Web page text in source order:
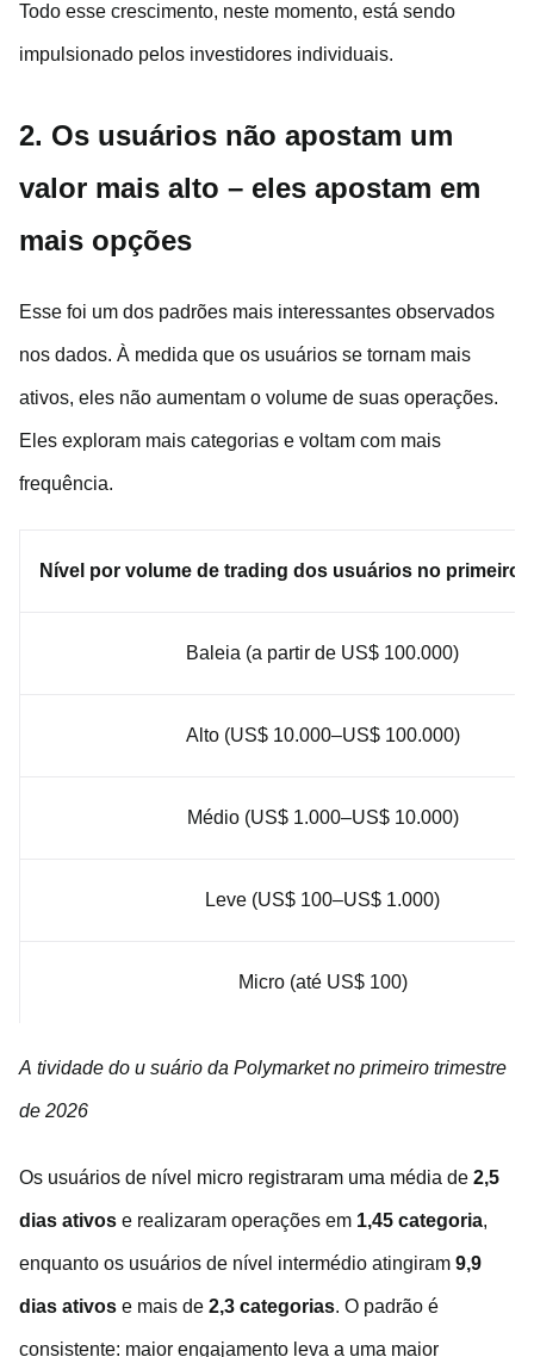
Todo esse crescimento, neste momento, está sendo
impulsionado pelos investidores individuais.
2. Os usuários não apostam um
valor mais alto – eles apostam em
mais opções
Esse foi um dos padrões mais interessantes observados
nos dados. À medida que os usuários se tornam mais
ativos, eles não aumentam o volume de suas operações.
Eles exploram mais categorias e voltam com mais
frequência.
Nível por volume de trading dos usuários no primeiro
Baleia (a partir de US$ 100.000)
Alto (US$ 10.000–US$ 100.000)
Médio (US$ 1.000–US$ 10.000)
Leve (US$ 100–US$ 1.000)
Micro (até US$ 100)
A tividade do u suário da Polymarket no primeiro trimestre
de 2026
Os usuários de nível micro registraram uma média de 2,5
dias ativos e realizaram operações em 1,45 categoria,
enquanto os usuários de nível intermédio atingiram 9,9
dias ativos e mais de 2,3 categorias. O padrão é
consistente: maior engajamento leva a uma maior